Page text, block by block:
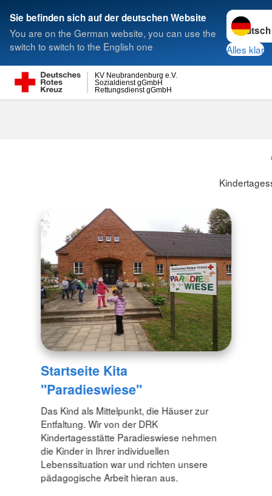
Sie befinden sich auf der deutschen Website
You are on the German website, you can use the
switch to switch to the English one
Sprache
Alles klar
Rettungsdienst gGmbH
Sozialdienst gGmbH
KV Neubrandenburg e.V.
Suche
Startseite Kita
"Paradieswiese"
Das Kind als Mittelpunkt, die Häuser zur
Entfaltung. Wir von der DRK
Kindertagesstätte Paradieswiese nehmen
die Kinder in Ihrer individuellen
Lebenssituation war und richten unsere
pädagogische Arbeit hieran aus.